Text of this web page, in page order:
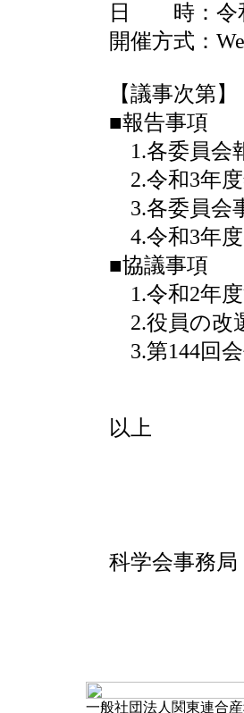
日 時：令和
開催方式：
【議事次第】
■報告事項
1.各委員会
2.令和3年
3.各委員会
4.令和3年
■協議事項
1.令和2年
2.役員の改
3.第144回
以上
科学会事務局
一般社団法人関東連合